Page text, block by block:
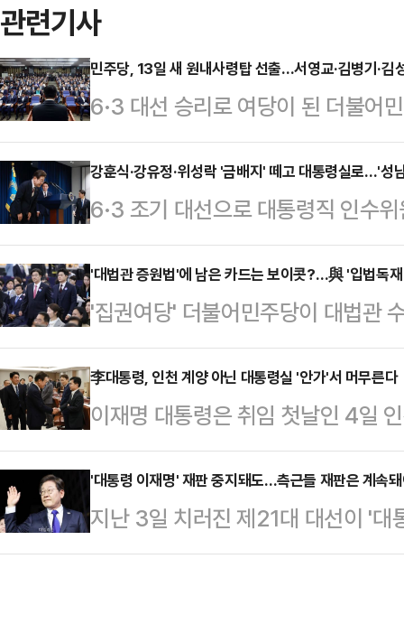
관련기사
민주당, 13일 새 원내사령탑 선출…서영교·김병기·김
6·3 대선 승리로 여당이 된 더불어
치권 안팎의 관심이 집중되고 있다
한다. 민주당은 4일 오후 원내대표
원내대표 경선은 국회의원단 투표
난해 당규를 개정해 원내대표 및
를 반영하도록 했다. 민주당은 오
하고, 13일 국회의원 대상 투표
예정이다. 후…
강훈식·강유정·위성락 '금배지' 떼고 대통령실로…'성
6·3 조기 대선으로 대통령직 인수
초대 국무총리에 김민석 민주당 최
는 계파색이 옅은 3선 강훈식 의원
락·강유정 의원이 낙점됐다.이 대
김현지 보좌관과 이한주 민주연구
실에서 핵심 역할을 할 것으로 보인
부 조각을 해야 하는 만큼, 파격적
들이 배치됐다는 평가가 …
'대법관 증원법'에 남은 카드는 보이콧?…與 '입법독
'집권여당' 더불어민주당이 대법관
민주당 주도로 소위에서 강행 처리
있는 만큼, 107석의 소수 야당 국민
여론전을 펼치는 데 중지를 모았다.
역할을 보여줄 첫 시험대가 될 것이
명 대통령 취임날인 지난 4일 오후
원이 대표발의한 법원조직법 개정
통과시켰다. 현재 14…
李대통령, 인천 계양 아닌 대통령실 '안가'서 머무른다
이재명 대통령은 취임 첫날인 4일
한 안가(안전가옥)에 머무를 예정
브리핑에서 "이재명 대통령은 오늘
정"이라고 밝혔다.이어 "한남동 관
추후 결정할 것"이라고 설명했다.
'대통령 이재명' 재판 중지돼도…측근들 재판은 계속
지난 3일 치러진 제21대 대선이 '대
따라 진행 중이던 이 대통령 관련